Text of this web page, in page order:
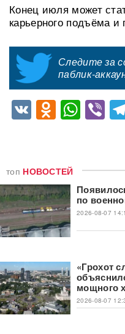
Конец июля может
карьерного подъёма и
Следите за
паблик-
VK
топ НОВОСТЕЙ
по
2026-08-07
«Грохот
мощного
2026-08-07